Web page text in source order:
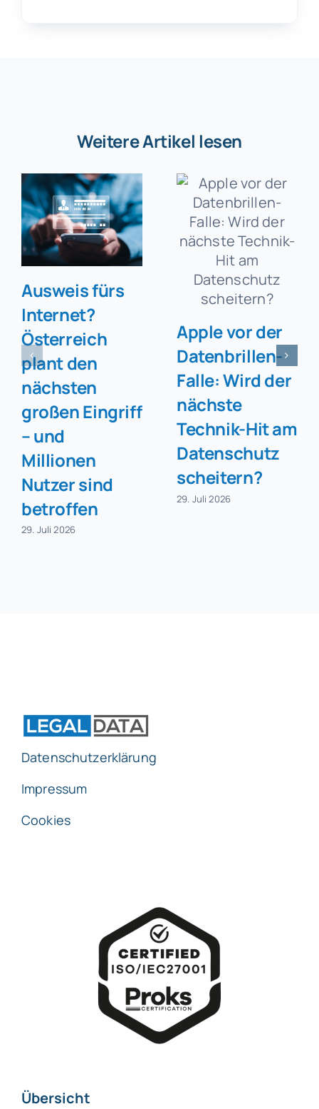
Weitere Artikel lesen
Ausweis fürs
Internet?
Österreich
plant den
nächsten
großen Eingriff
– und
Millionen
Nutzer sind
betroffen
29. Juli 2026
Apple vor der
Datenbrillen-
Falle: Wird der
nächste
Technik-Hit am
Datenschutz
scheitern?
29. Juli 2026
Datenschutzerklärung
Impressum
Cookies
Übersicht